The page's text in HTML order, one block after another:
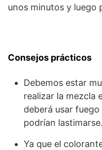
unos minutos y luego
Consejos prácticos
Debemos estar
realizar la mezcla
deberá usar
podrían lastimarse.
Ya que el